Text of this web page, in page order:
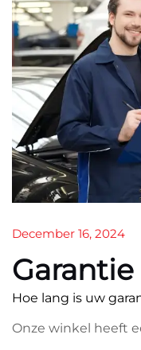
December 16, 2024
Garantie
Hoe lang is uw
Onze winkel heeft